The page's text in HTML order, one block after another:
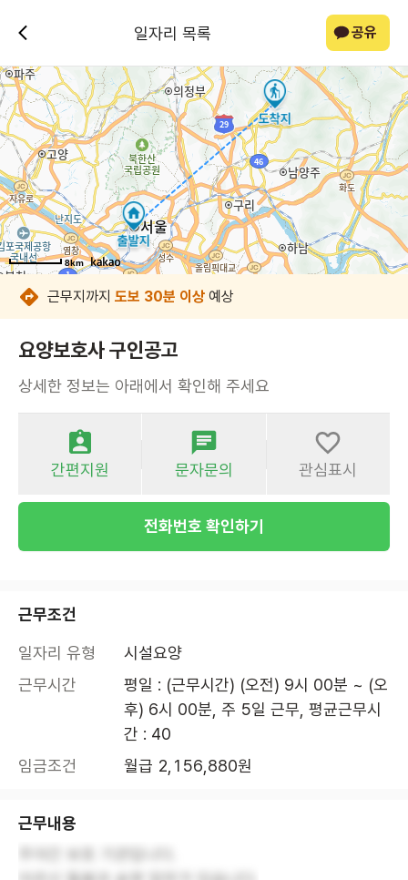
일자리 목록 공유
8km
8km
8km
8km
8km
8km
8km
8km
근무지까지 도보 30분 이상 예상
요양보호사 구인공고
상세한 정보는 아래에서 확인해 주세요
간편지원 문자문의 관심표시
전화번호 확인하기
근무조건
일자리 유형
시설요양
근무시간
평일 : (근무시간) (오전) 9시 00분 ~ (오
후) 6시 00분, 주 5일 근무, 평균근무시
간 : 40
임금조건
월급 2,156,880원
근무내용